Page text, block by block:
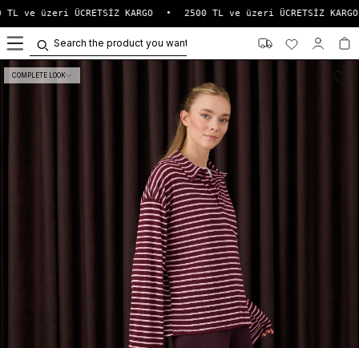
ve üzeri ÜCRETSİZ KARGO 2500 TL ve üzeri ÜCRETSİZ KARGO
COMPLETE LOOK